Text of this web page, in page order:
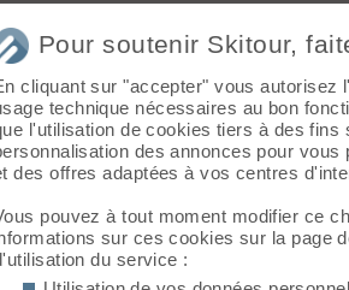
ski, raquette, VTT, kayak
qui est très complet...
! 🙂
Pour soutenir Skitour,
cliquant sur "accepter" vous autorisez
technique nécessaires au bon
l'utilisation de cookies tiers à des fins
des annonces pour vous
des offres adaptées à vos centres
pouvez à tout moment modifier ce
sur ces cookies sur la page
du service :